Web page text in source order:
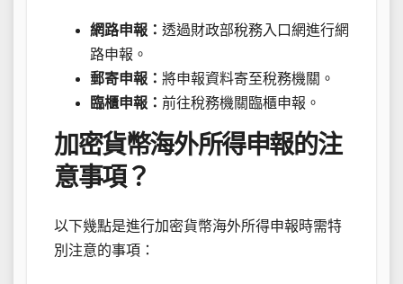
網路申報： 透過財政部稅務入口網進行網
路申報。
郵寄申報： 將申報資料寄至稅務機關。
臨櫃申報： 前往稅務機關臨櫃申報。
加密貨幣海外所得申報的注
意事項？
以下幾點是進行加密貨幣海外所得申報時需特
別注意的事項：